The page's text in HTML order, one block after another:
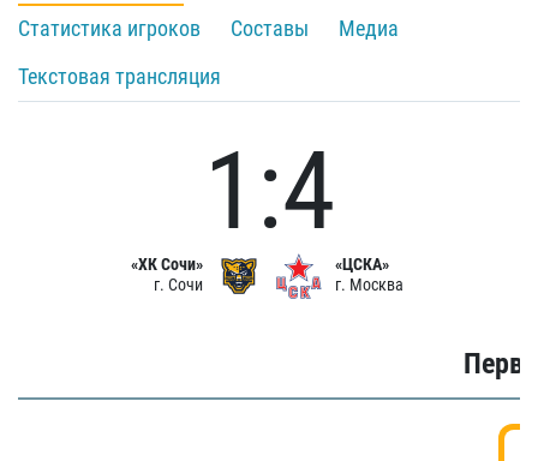
Статистика игроков
Составы
Медиа
Текстовая трансляция
«ХК Сочи»
г. Сочи
1:4
«ЦСКА»
г. Москва